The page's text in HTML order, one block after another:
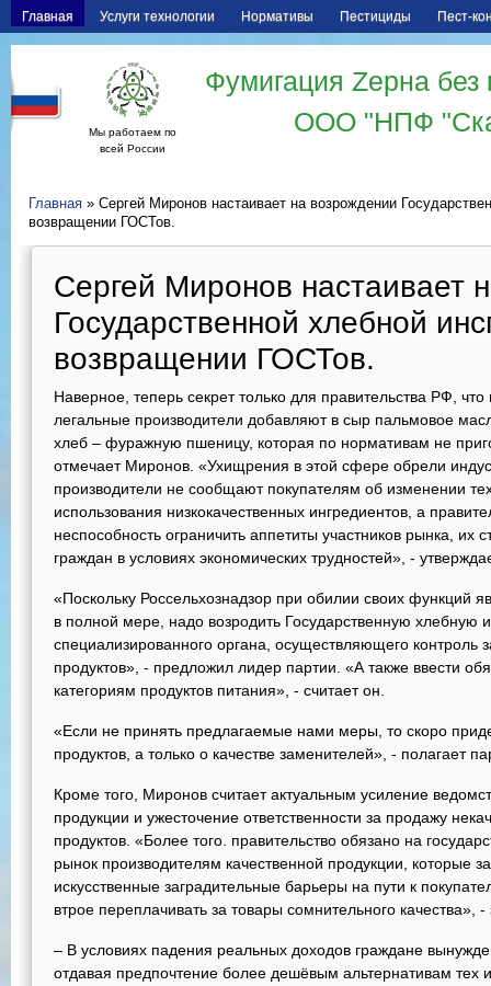
Главная Услуги технологии Нормативы Пестициды Пест-
Мы работаем по
всей России
Фумигация Zерна
ООО "НПФ
Главная » Сергей Миронов настаивает на возрождении
возвращении ГОСТов.
Сергей Миронов настаивает
Государственной хлебной
возвращении ГОСТов.
Наверное, теперь секрет только для правительства РФ,
легальные производители добавляют в сыр пальмовое
хлеб – фуражную пшеницу, которая по нормативам не
отмечает Миронов. «Ухищрения в этой сфере обрели
производители не сообщают покупателям об изменении
использования низкокачественных ингредиентов, а
неспособность ограничить аппетиты участников рынка, их
граждан в условиях экономических трудностей», -
«Поскольку Россельхознадзор при обилии своих функций
в полной мере, надо возродить Государственную хлебную
специализированного органа, осуществляющего контроль
продуктов», - предложил лидер партии. «А также ввести
категориям продуктов питания», - считает он.
«Если не принять предлагаемые нами меры, то скоро
продуктов, а только о качестве заменителей», - полагает
Кроме того, Миронов считает актуальным усиление
продукции и ужесточение ответственности за продажу
продуктов. «Более того. правительство обязано на
рынок производителям качественной продукции, которые
искусственные заградительные барьеры на пути к
втрое переплачивать за товары сомнительного качества»,
– В условиях падения реальных доходов граждане
отдавая предпочтение более дешёвым альтернативам тех